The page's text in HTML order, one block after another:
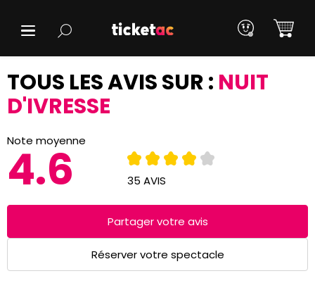
TOUS LES AVIS SUR : NUIT
D'IVRESSE
Note moyenne
4.6 35 AVIS
Réserver votre spectacle
Partager votre avis